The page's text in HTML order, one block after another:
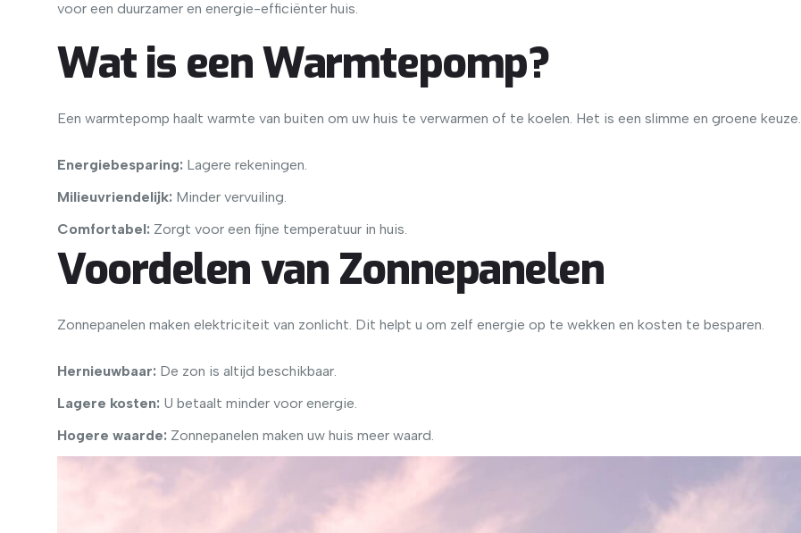
voor een duurzamer en energie-efficiënter huis.
Wat is een Warmtepomp?
Een warmtepomp haalt warmte van buiten om uw huis te verwarmen of te koelen. Het is een slimme en groene keuze.
Energiebesparing: Lagere rekeningen.
Milieuvriendelijk: Minder vervuiling.
Comfortabel: Zorgt voor een fijne temperatuur in huis.
Voordelen van Zonnepanelen
Zonnepanelen maken elektriciteit van zonlicht. Dit helpt u om zelf energie op te wekken en kosten te besparen.
Hernieuwbaar: De zon is altijd beschikbaar.
Lagere kosten: U betaalt minder voor energie.
Hogere waarde: Zonnepanelen maken uw huis meer waard.